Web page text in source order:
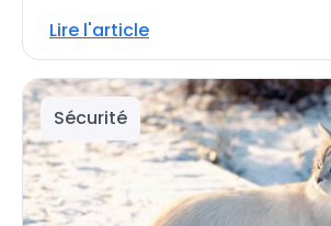
Lire l'article
Sécurité